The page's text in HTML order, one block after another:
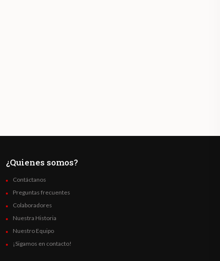
¿Quienes somos?
Contáctanos
Preguntas frecuentes
Colaboradores
Nuestra Historia
Nuestro Equipo
¡Sigamos en contacto!